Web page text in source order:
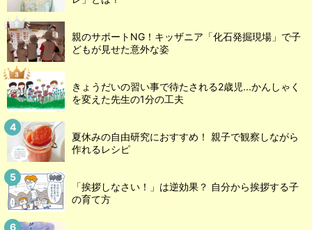
親のサポートNG！キッザニア「化石発掘現場」で子
どもが見せた意外な姿
きょうだいの習い事で待たされる2歳児...かんしゃく
を変えた先生の1分の工夫
夏休みの自由研究におすすめ！ 親子で観察しながら
作れるレシピ
「挨拶しなさい！」は逆効果？ 自分から挨拶する子
の育て方